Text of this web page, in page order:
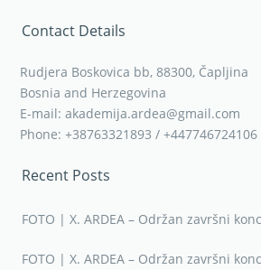
Contact Details
Rudjera Boskovica bb, 88300, Čapljina
Bosnia and Herzegovina
E-mail: akademija.ardea@gmail.com
Phone: +38763321893 / +447746724106
Recent Posts
FOTO | X. ARDEA – Održan završni
FOTO | X. ARDEA – Održan završni